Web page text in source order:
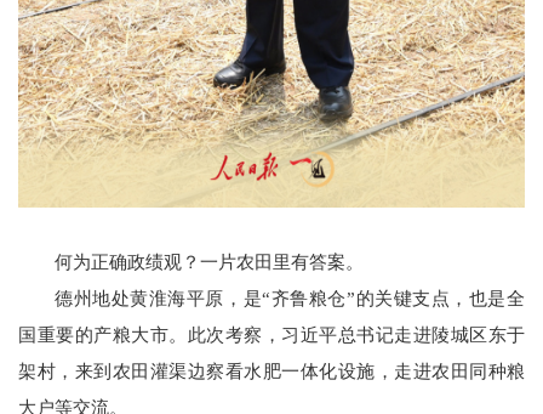
何为正确政绩观？一片农田里有答案。
德州地处黄淮海平原，是“齐鲁粮仓”的关键支点，也是全
国重要的产粮大市。此次考察，习近平总书记走进陵城区东于
架村，来到农田灌渠边察看水肥一体化设施，走进农田同种粮
大户等交流。